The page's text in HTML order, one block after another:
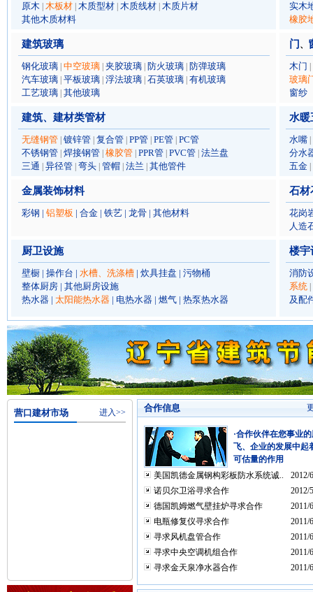
原木 木板材| 木质型材| 木质线材| 木质片材
其他木质材料
实木
橡胶
建筑玻璃
钢化玻璃 中空玻璃 夹胶玻璃 防火玻璃 防弹玻璃
汽车玻璃| 平板玻璃| 浮法玻璃| 石英玻璃| 有机玻璃
工艺玻璃| 其他玻璃
门 、
木门
玻璃
窗纱
建筑、建材类管材
无缝钢管| 镀锌管| 复合管| PP管| PE管| PC管
不锈钢管| 焊接钢管| 橡胶管| PPR管| PVC管| 法兰盘
三通 异径管| 弯头| 管帽| 法兰 其他管件
水暖
水嘴
分水
五金
金属装饰材料
彩钢 | 铝塑板 | 合金| 铁艺| 龙骨| 其他材料
石材
花岗
人造
厨卫设施
壁橱| 操作台 | 水槽、洗涤槽| 炊具挂盘 | 污物桶
整体厨房| 其他厨房设施
热水器 | 太阳能热水器| 电热水器 | 燃气| 热泵热水器
楼宇
消防
系统
及配
营口建材市场 进入>> 合作信息
·合作伙伴在您事业
飞、企业的发展中起
可估量的作用
美国凯德金属钢构彩板防水系统诚..
2012/
诺贝尔卫浴寻求合作
2012/
德国凯姆燃气壁挂炉寻求合作
2011/
电瓶修复仪寻求合作
2011/
寻求风机盘管合作
2011/
寻求中央空调机组合作
2011/
寻求金天泉净水器合作
2011/